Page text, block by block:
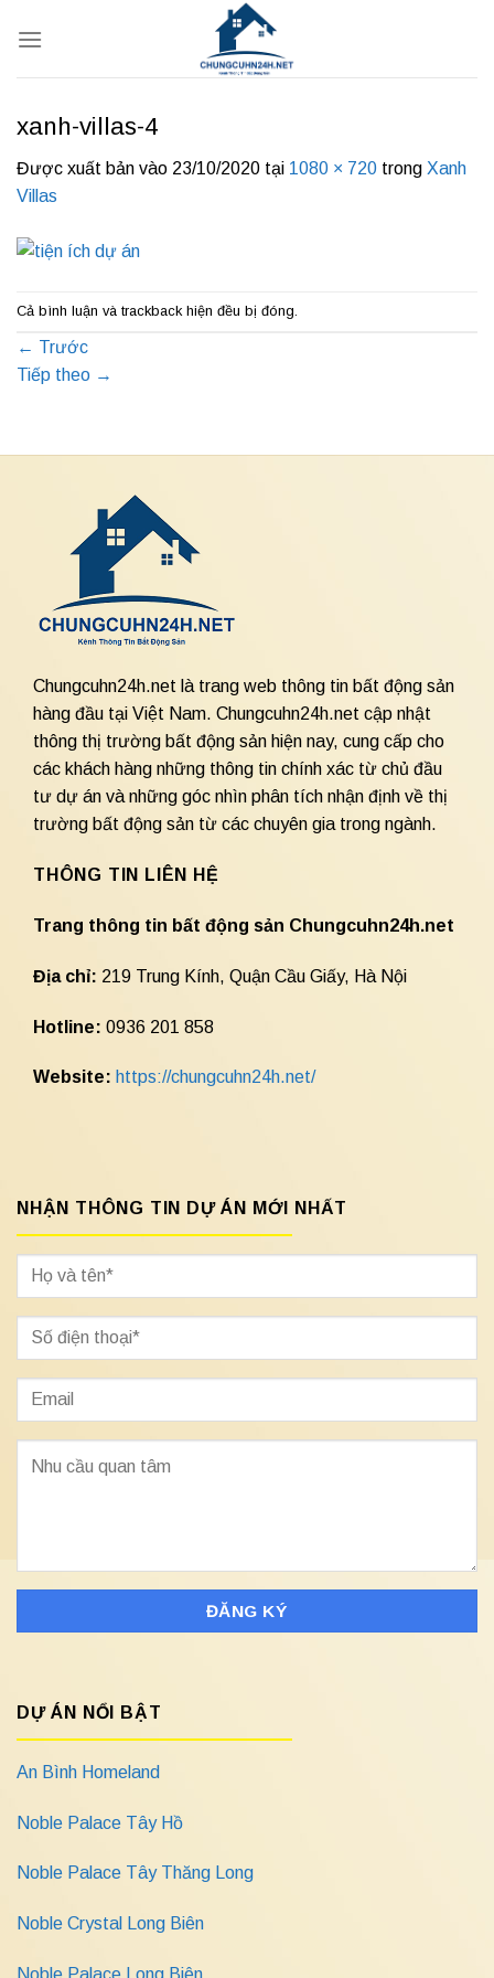
qua
xanh-villas-4
Được xuất bản vào 23/10/2020 tại 1080 × 720 trong Xanh
Villas
Cả bình luận và trackback hiện đều bị đóng.
← Trước
Tiếp theo →
Chungcuhn24h.net là trang web thông tin bất động sản
hàng đầu tại Việt Nam. Chungcuhn24h.net cập nhật
thông thị trường bất động sản hiện nay, cung cấp cho
các khách hàng những thông tin chính xác từ chủ đầu
tư dự án và những góc nhìn phân tích nhận định về thị
trường bất động sản từ các chuyên gia trong ngành.
THÔNG TIN LIÊN HỆ
Trang thông tin bất động sản Chungcuhn24h.net
Địa chỉ: 219 Trung Kính, Quận Cầu Giấy, Hà Nội
Hotline: 0936 201 858
Website: https://chungcuhn24h.net/
NHẬN THÔNG TIN DỰ ÁN MỚI NHẤT
DỰ ÁN NỔI BẬT
An Bình Homeland
Noble Palace Tây Hồ
Noble Palace Tây Thăng Long
Noble Crystal Long Biên
Noble Palace Long Biên